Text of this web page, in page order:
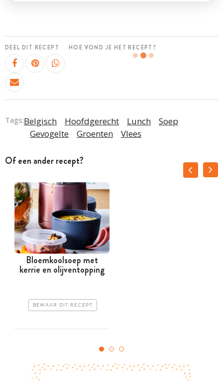
DEEL DIT RECEPT HOE VOND JE HET RECEPT?
Tags:Belgisch Hoofdgerecht Lunch
Soep
Gevogelte
Groenten Vlees
Of een ander recept?
Bloemkoolsoep met
kerrie en olijventopping
BEWAAR DIT RECEPT